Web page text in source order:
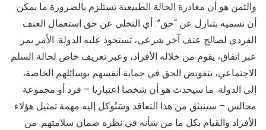
والثمن هو أن مغادرة الحالة الطبيعية تستلزم بالضرورة ما يمكن
أن نسميه بتنازل عن “حق”: أي التخلي عن حق استعمال العنف
الفردي لصالح عنف آخر شرعي، تستحوذ عليه الدولة. الأمر يمر
عبر اتفاق، يقوم من خلاله الأفراد، وعبر تعريف خاص لحالة السلم
الاجتماعي، بتفويض الحق في حماية أنفسهم بوسائلهم الخاصة،
إلى الدولة. ما سيحدث هو أن شخصا اعتباريا – فرد أو مجموعة
مجالس – سينبثق من هذا التعاقد وسَتُوكل إليه مهمة تمثيل هؤلاء
الأفراد والقيام بكل ما من شأنه في نظره ضمان سلامتهم. من